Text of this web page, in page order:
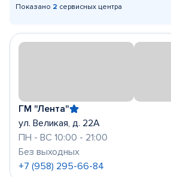
Показано 2 сервисных центра
ГМ "Лента"
ул. Великая, д. 22А
ПН - ВС 10:00 - 21:00
Без выходных
+7 (958) 295-66-84